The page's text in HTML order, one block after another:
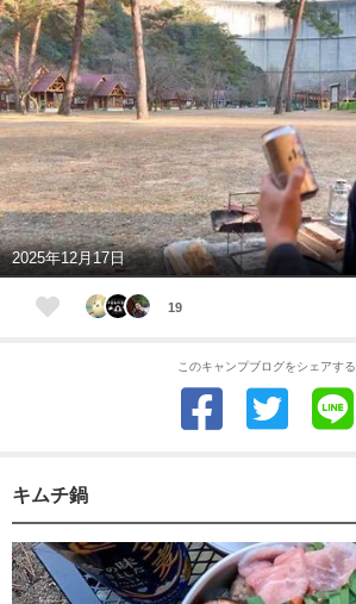
2025年12月17日
19
このキャンプブログをシェアする
キムチ鍋